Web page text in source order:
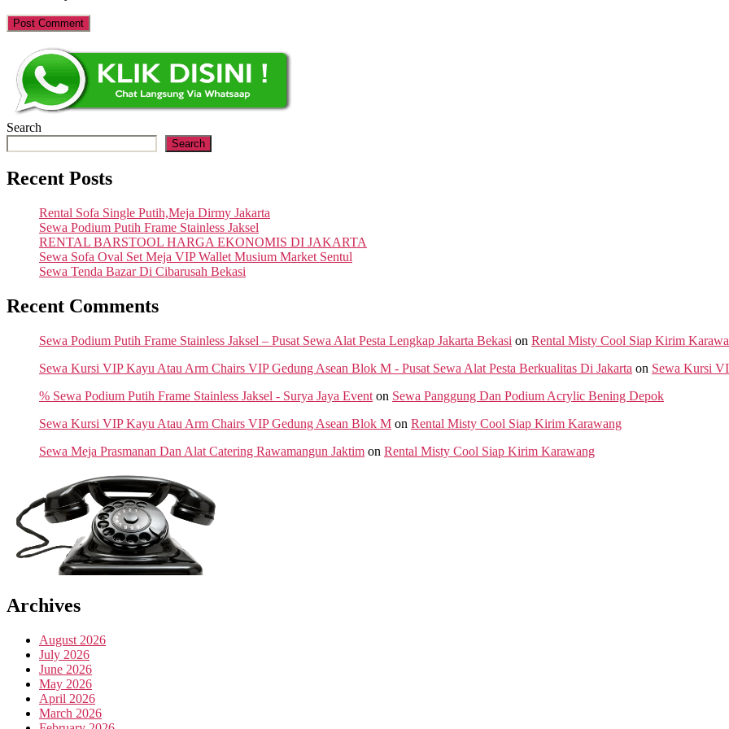
Search
Search
Recent Posts
Rental Sofa Single Putih,Meja Dirmy Jakarta
Sewa Podium Putih Frame Stainless Jaksel
RENTAL BARSTOOL HARGA EKONOMIS DI JAKARTA
Sewa Sofa Oval Set Meja VIP Wallet Musium Market Sentul
Sewa Tenda Bazar Di Cibarusah Bekasi
Recent Comments
Sewa Podium Putih Frame Stainless Jaksel – Pusat Sewa Alat Pesta Lengkap Jakarta Bekasi on Rental Misty Cool Siap Kirim
Sewa Kursi VIP Kayu Atau Arm Chairs VIP Gedung Asean Blok M - Pusat Sewa Alat Pesta Berkualitas Di Jakarta on Sewa Kursi
% Sewa Podium Putih Frame Stainless Jaksel - Surya Jaya Event on Sewa Panggung Dan Podium Acrylic Bening Depok
Sewa Kursi VIP Kayu Atau Arm Chairs VIP Gedung Asean Blok M on Rental Misty Cool Siap Kirim Karawang
Sewa Meja Prasmanan Dan Alat Catering Rawamangun Jaktim on Rental Misty Cool Siap Kirim Karawang
Archives
August 2026
July 2026
June 2026
May 2026
April 2026
March 2026